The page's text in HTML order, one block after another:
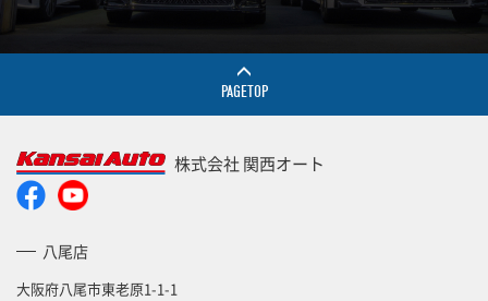
PAGETOP
株式会社 関西オート
八尾店
大阪府八尾市東老原1-1-1